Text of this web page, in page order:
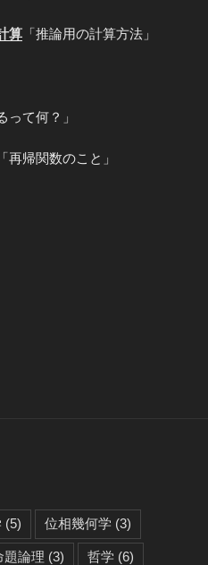
算 「推論用の計算方法」
って何？」
「再帰関数のこと」
(5) 位相幾何学 (3)
題論理 (3) 哲学 (6)